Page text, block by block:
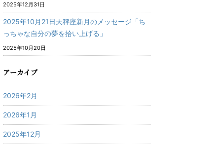
2025年12月31日
2025年10月21日天秤座新月のメッセージ「ち
っちゃな自分の夢を拾い上げる」
2025年10月20日
アーカイブ
2026年2月
2026年1月
2025年12月